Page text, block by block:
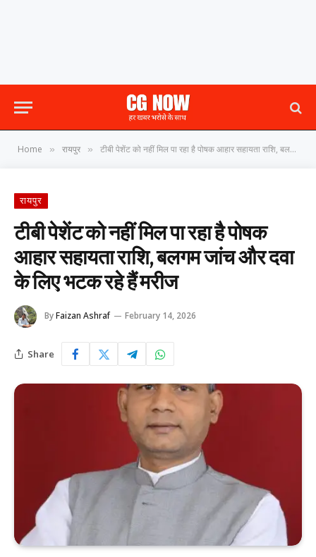
Home » रायपुर » टीबी पेशेंट को नहीं मिल पा रहा है पोषक आहार सहायता राशि, बलगम जांच और दवा के लिए भटक रहे हैं मरीज
रायपुर
टीबी पेशेंट को नहीं मिल पा रहा है पोषक
आहार सहायता राशि, बलगम जांच और दवा
के लिए भटक रहे हैं मरीज
ByFaizan Ashraf February 14, 2026
Share